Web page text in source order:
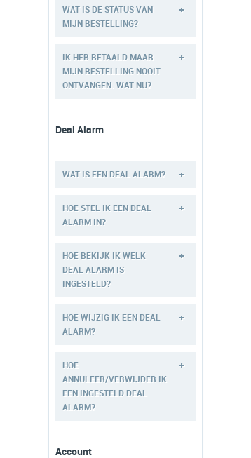
WAT IS DE STATUS VAN
MIJN BESTELLING?
+
IK HEB BETAALD MAAR
MIJN BESTELLING NOOIT
ONTVANGEN. WAT NU?
+
Deal Alarm
WAT IS EEN DEAL ALARM? +
HOE STEL IK EEN DEAL
ALARM IN?
+
HOE BEKIJK IK WELK
DEAL ALARM IS
INGESTELD?
+
HOE WIJZIG IK EEN DEAL
ALARM?
+
HOE
ANNULEER/VERWIJDER IK
EEN INGESTELD DEAL
ALARM?
+
Account